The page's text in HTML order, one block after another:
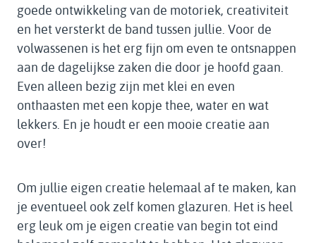
goede ontwikkeling van de motoriek, creativiteit
en het versterkt de band tussen jullie. Voor de
volwassenen is het erg fijn om even te ontsnappen
aan de dagelijkse zaken die door je hoofd gaan.
Even alleen bezig zijn met klei en even
onthaasten met een kopje thee, water en wat
lekkers. En je houdt er een mooie creatie aan
over!
Om jullie eigen creatie helemaal af te maken, kan
je eventueel ook zelf komen glazuren. Het is heel
erg leuk om je eigen creatie van begin tot eind